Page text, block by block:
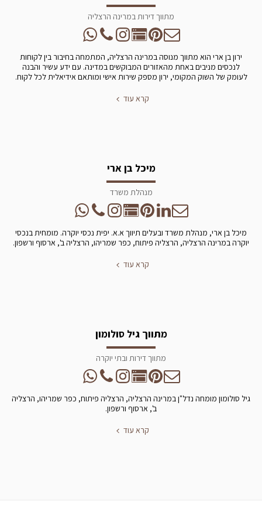
מתווך דירות במרינה הרצליה
ירון בן ארי הוא מתווך מנוסה במרינה הרצליה, המתמחה בחיבור בין לקוחות
לנכסים מניבים באחת מהאזורים המבוקשים במדינה. עם ידע עשיר והבנה
לעומק של השוק המקומי, ירון מספק שירות אישי ומותאם אידיאלית לכל לקוח.
קרא עוד
מיכל בן ארי
מנהלת משרד
מיכל בן ארי, מנהלת משרד ובעלים תיווך א.א. יפית נכסי יוקרה. מומחית בנכסי
יוקרה במרינה הרצליה, הרצליה פיתוח, כפר שמריהו, הרצליה ב', ארסוף ורשפון.
קרא עוד
מתווך גיל סולומון
מתווך דירות ובתי יוקרה
גיל סולומון מומחה נדל"ן במרינה הרצליה, הרצליה פיתוח, כפר שמריהו, הרצליה
ב', ארסוף ורשפון.
קרא עוד